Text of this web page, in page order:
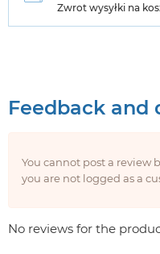
Zwrot wysyłki na
Feedback and
You cannot post a review
you are not logged as a
No reviews for the